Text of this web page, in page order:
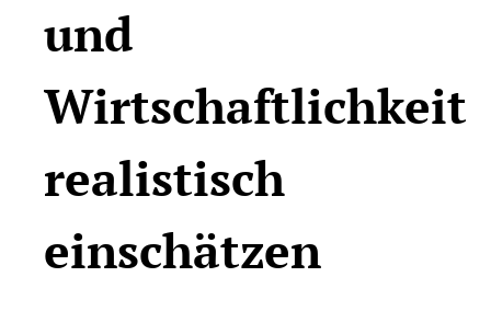
und
Wirtschaftlichkeit
realistisch
einschätzen